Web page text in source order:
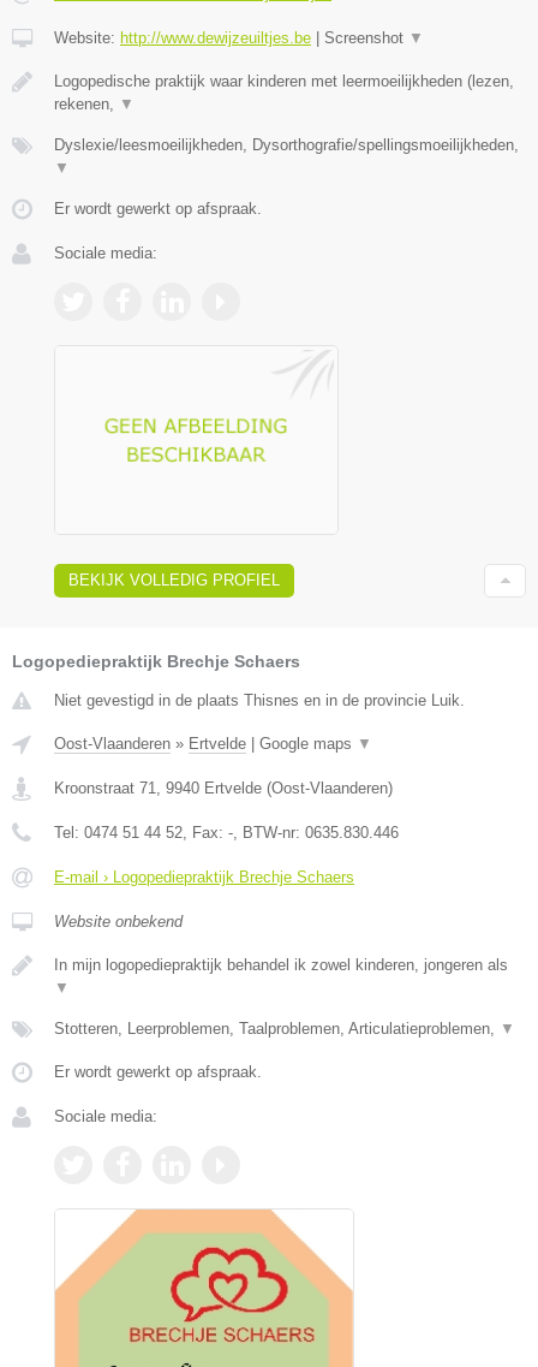
Website: http://www.dewijzeuiltjes.be | Screenshot ▼
Logopedische praktijk waar kinderen met leermoeilijkheden (lezen,
rekenen,
▼
Dyslexie/leesmoeilijkheden, Dysorthografie/spellingsmoeilijkheden,
▼
Er wordt gewerkt op afspraak.
Sociale media:
BEKIJK VOLLEDIG PROFIEL
Logopediepraktijk Brechje Schaers
Niet gevestigd in de plaats Thisnes en in de provincie Luik.
Oost-Vlaanderen » Ertvelde Google maps ▼
Kroonstraat 71, 9940 Ertvelde (Oost-Vlaanderen)
Tel: 0474 51 44 52, Fax: -, BTW-nr: 0635.830.446
E-mail › Logopediepraktijk Brechje Schaers
Website onbekend
In mijn logopediepraktijk behandel ik zowel kinderen, jongeren als
▼
Stotteren, Leerproblemen, Taalproblemen, Articulatieproblemen, ▼
Er wordt gewerkt op afspraak.
Sociale media: